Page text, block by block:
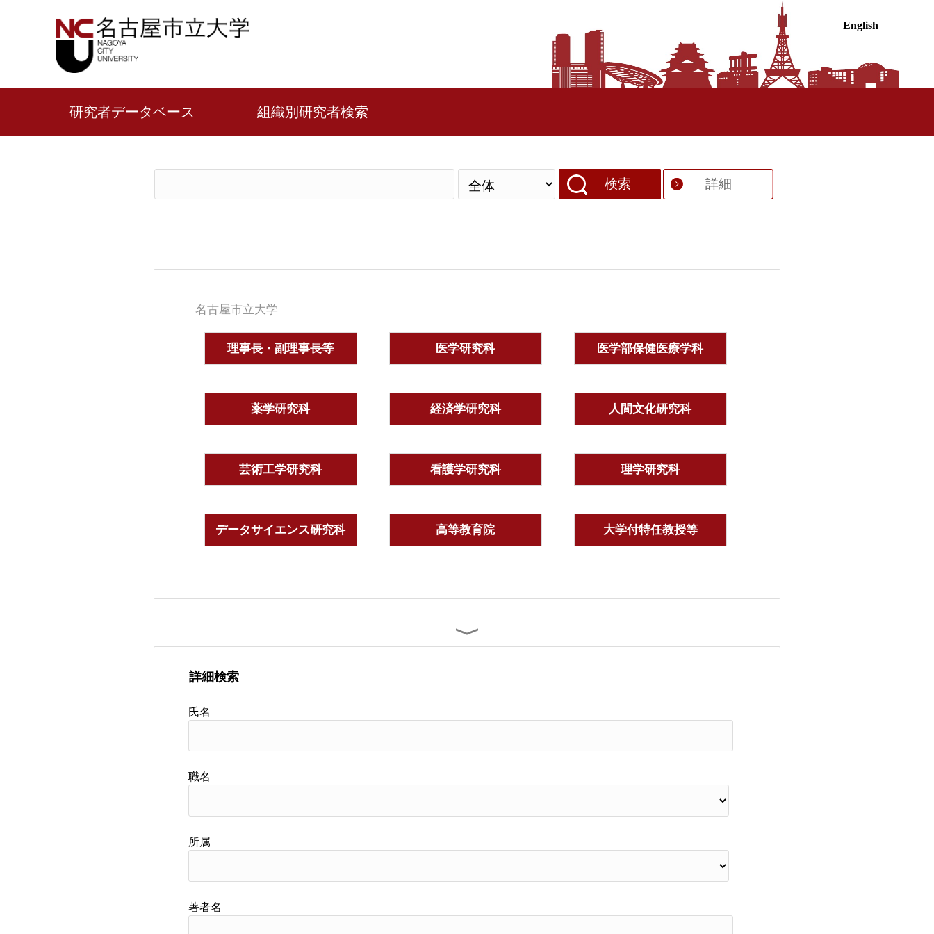
English
研究者データベース 組織別研究者検索
検索 詳細
名古屋市立大学
理事長・副理事長等 医学研究科 医学部保健医療学科
薬学研究科 経済学研究科 人間文化研究科
芸術工学研究科 看護学研究科 理学研究科
データサイエンス研究科 高等教育院 大学付特任教授等
詳細検索
氏名
職名
所属
著者名